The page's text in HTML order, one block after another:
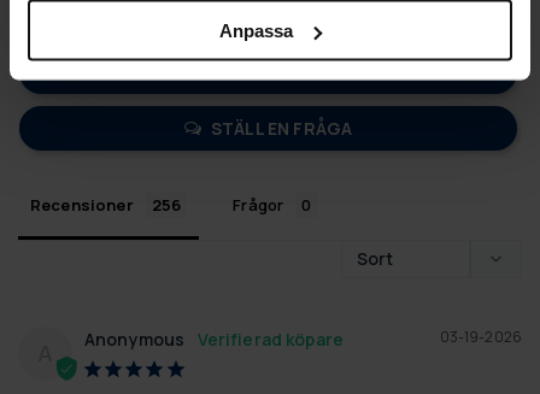
Anpassa
STÄLL EN FRÅGA
Recensioner Frågor
03-19-2026
Anonymous